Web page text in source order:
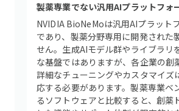
製薬専業でない汎用AIプラットフォ
NVIDIA BioNeMoは汎用AIプラット
であり、製薬分野専用に開発された
せん。生成AIモデル群やライブラリ
な基盤ではありますが、各企業の創
詳細なチューニングやカスタマイズ
応する必要があります。製薬専業ベ
るソフトウェアと比較すると、創薬